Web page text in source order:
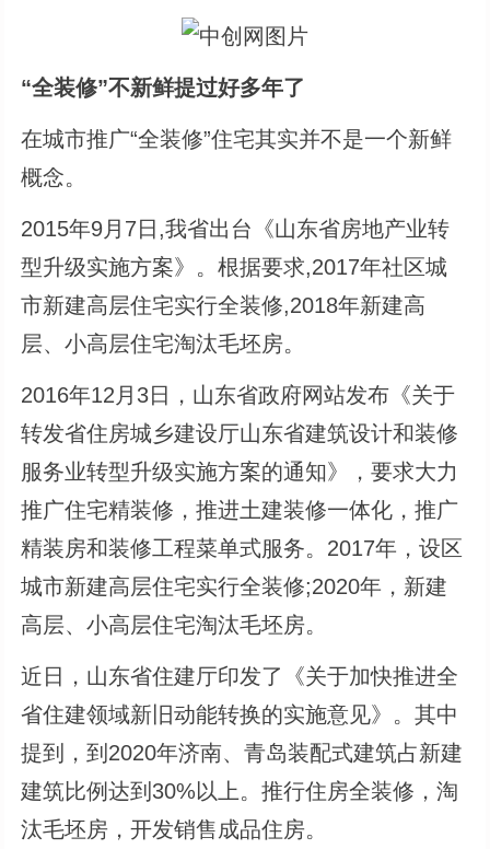
“全装修”不新鲜提过好多年了
在城市推广“全装修”住宅其实并不是一个新鲜
概念。
2015年9月7日,我省出台《山东省房地产业转
型升级实施方案》。根据要求,2017年社区城
市新建高层住宅实行全装修,2018年新建高
层、小高层住宅淘汰毛坯房。
2016年12月3日，山东省政府网站发布《关于
转发省住房城乡建设厅山东省建筑设计和装修
服务业转型升级实施方案的通知》，要求大力
推广住宅精装修，推进土建装修一体化，推广
精装房和装修工程菜单式服务。2017年，设区
城市新建高层住宅实行全装修;2020年，新建
高层、小高层住宅淘汰毛坯房。
近日，山东省住建厅印发了《关于加快推进全
省住建领域新旧动能转换的实施意见》。其中
提到，到2020年济南、青岛装配式建筑占新建
建筑比例达到30%以上。推行住房全装修，淘
汰毛坯房，开发销售成品住房。